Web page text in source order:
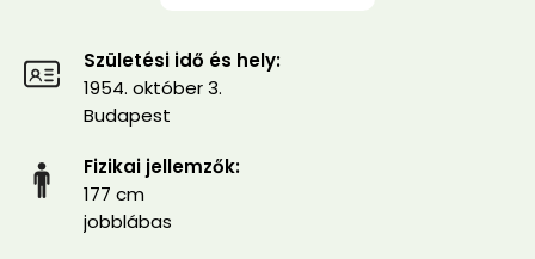
Születési idő és hely:
1954. október 3.
Budapest
Fizikai jellemzők:
177 cm
jobblábas